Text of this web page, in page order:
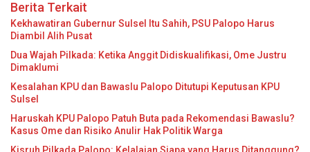
Berita Terkait
Kekhawatiran Gubernur Sulsel Itu Sahih, PSU Palopo Harus
Diambil Alih Pusat
Dua Wajah Pilkada: Ketika Anggit Didiskualifikasi, Ome Justru
Dimaklumi
Kesalahan KPU dan Bawaslu Palopo Ditutupi Keputusan KPU
Sulsel
Haruskah KPU Palopo Patuh Buta pada Rekomendasi Bawaslu?
Kasus Ome dan Risiko Anulir Hak Politik Warga
Kisruh Pilkada Palopo: Kelalaian Siapa yang Harus Ditanggung?